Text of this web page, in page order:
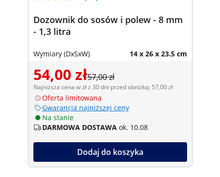
Dozownik do sosów i polew - 8 mm
- 1,3 litra
Wymiary (DxSxW) 14 x 26 x 23.5 cm
54,00 zł57,00 zł
Najniższa cena w zł z 30 dni przed obniżką: 57,00 zł
Oferta limitowana
Gwarancja najniższej ceny
Na stanie
DARMOWA DOSTAWA ok. 10.08
Dodaj do koszyka